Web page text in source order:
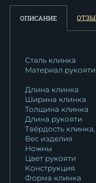
Нож
Нож
10 016
Нож
13 188
Нож
15 950
ОПИСАНИЕ
Сталь клинка
Материал рукояти
Длина клинка
Ширина клинка
Толщина клинка
Длина рукояти
Твёрдость клинка,
Вес изделия
Ножны
Цвет рукояти
Конструкция
Форма клинка